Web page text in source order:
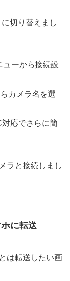
切り替えまし
ューから接続設
カメラ名を選
応でさらに簡
ラと接続しまし
に転送
は転送したい画